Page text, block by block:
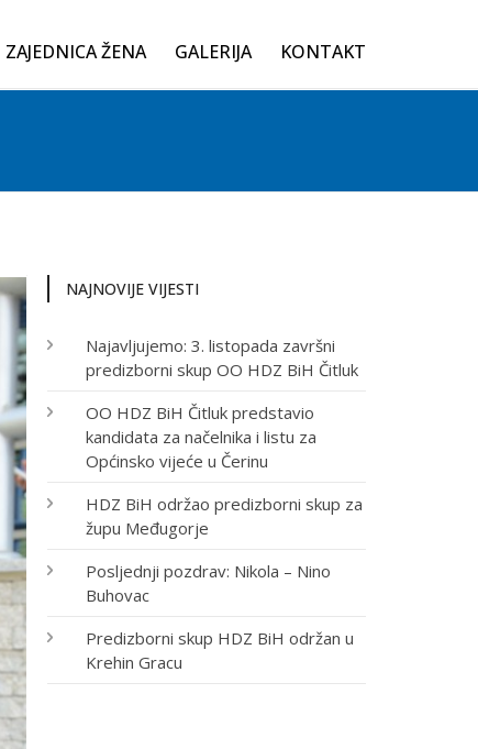
ZAJEDNICA ŽENA GALERIJA KONTAKT
NAJNOVIJE VIJESTI
Najavljujemo: 3. listopada završni
predizborni skup OO HDZ BiH Čitluk
OO HDZ BiH Čitluk predstavio
kandidata za načelnika i listu za
Općinsko vijeće u Čerinu
HDZ BiH održao predizborni skup za
župu Međugorje
Posljednji pozdrav: Nikola – Nino
Buhovac
Predizborni skup HDZ BiH održan u
Krehin Gracu